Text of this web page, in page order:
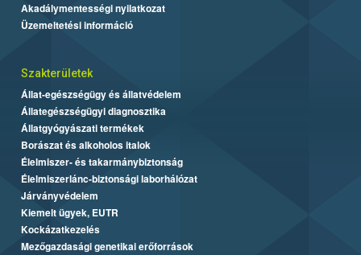
Akadálymentességi nyilatkozat
Üzemeltetési információ
Szakterületek
Állat-egészségügy és állatvédelem
Állategészségügyi diagnosztika
Állatgyógyászati termékek
Borászat és alkoholos italok
Élelmiszer- és takarmánybiztonság
Élelmiszerlánc-biztonsági laborhálózat
Járványvédelem
Kiemelt ügyek, EUTR
Kockázatkezelés
Mezőgazdasági genetikai erőforrások